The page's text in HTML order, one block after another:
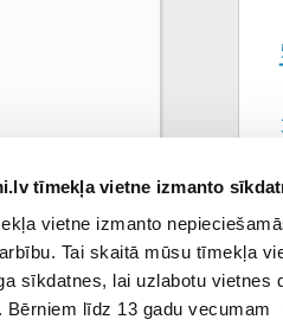
tīmekļa vietne izmanto
vietne izmanto
Tai skaitā mūsu tīmekļa
sīkdatnes, lai uzlabotu vietnes
Bērniem līdz 13 gadu